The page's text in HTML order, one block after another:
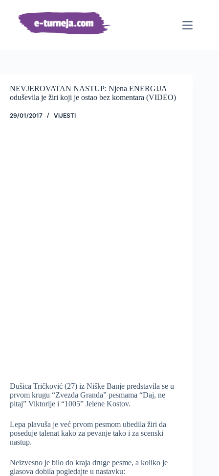
sadržaj
NEVJEROVATAN NASTUP: Njena ENERGIJA
oduševila je žiri koji je ostao bez komentara (VIDEO)
29/01/2017 VIJESTI
Dušica Tričković (27) iz Niške Banje predstavila se u
prvom krugu “Zvezda Granda” pesmama “Daj, ne
pitaj” Viktorije i “1005” Jelene Kostov.
Lepa plavuša je već prvom pesmom ubedila žiri da
poseduje talenat kako za pevanje tako i za scenski
nastup.
Neizvesno je bilo do kraja druge pesme, a koliko je
glasova dobila pogledajte u nastavku: